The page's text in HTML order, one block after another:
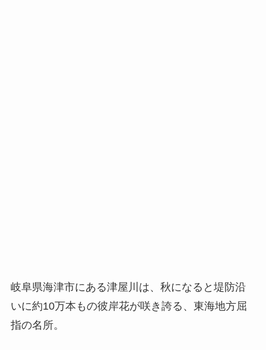
岐阜県海津市にある津屋川は、秋になると堤防沿
いに約10万本もの彼岸花が咲き誇る、東海地方屈
指の名所。